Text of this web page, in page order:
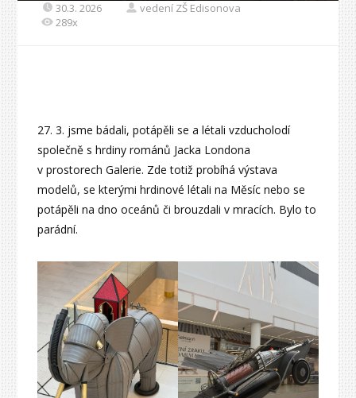
30.3. 2026
vedení ZŠ Edisonova
289x
27. 3. jsme bádali, potápěli se a létali vzducholodí
společně s hrdiny románů Jacka Londona
v prostorech Galerie. Zde totiž probíhá výstava
modelů, se kterými hrdinové létali na Měsíc nebo se
potápěli na dno oceánů či brouzdali v mracích. Bylo to
parádní.